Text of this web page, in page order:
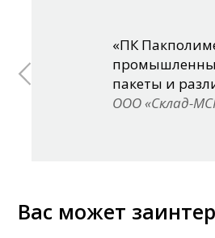
«ПК
пакеты и
ООО «Склад-
Вас может